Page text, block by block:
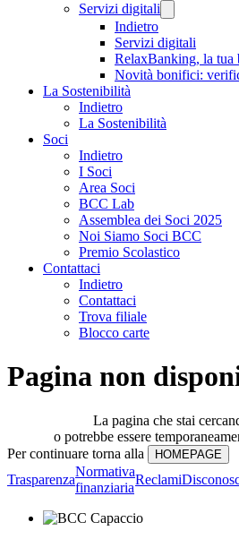
Servizi digitali
Indietro
Servizi digitali
RelaxBanking, la tua
Novità bonifici:
La Sostenibilità
Indietro
La Sostenibilità
Soci
Indietro
I Soci
Area Soci
BCC Lab
Assemblea dei Soci 2025
Noi Siamo Soci BCC
Premio Scolastico
Contattaci
Indietro
Contattaci
Trova filiale
Blocco carte
Pagina non
La pagina che stai
o potrebbe essere
Per continuare torna alla
Trasparenza
Normativa
finanziaria
Reclami